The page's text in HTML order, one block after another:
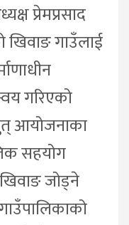
प्रेमप्रसाद
गाउँलाई
गरिएको
आयोजनाका
सहयोग
जोड्ने